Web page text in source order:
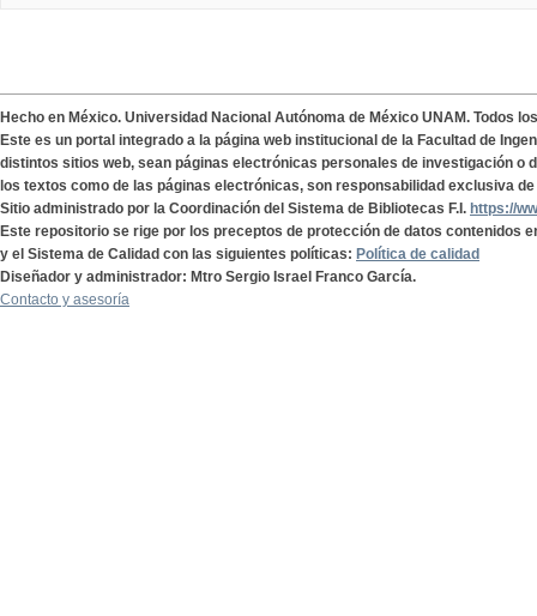
Hecho en México. Universidad Nacional Autónoma de México UNAM. Todos
Este es un portal integrado a la página web institucional de la Facultad de
distintos sitios web, sean páginas electrónicas personales de investigación o
los textos como de las páginas electrónicas, son responsabilidad exclusiva
Sitio administrado por la Coordinación del Sistema de Bibliotecas F.I. https://
Este repositorio se rige por los preceptos de protección de datos contenidos
y el Sistema de Calidad con las siguientes políticas: Política de calidad
Diseñador y administrador: Mtro Sergio Israel Franco García.
Contacto y asesoría